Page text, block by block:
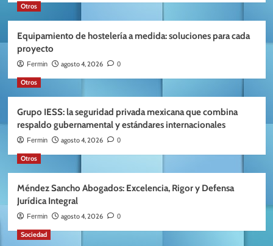
Otros
Equipamiento de hostelería a medida: soluciones para cada
proyecto
Fermin agosto 4, 2026 0
Otros
Grupo IESS: la seguridad privada mexicana que combina
respaldo gubernamental y estándares internacionales
Fermin agosto 4, 2026 0
Otros
Méndez Sancho Abogados: Excelencia, Rigor y Defensa
Jurídica Integral
Fermin agosto 4, 2026 0
Sociedad